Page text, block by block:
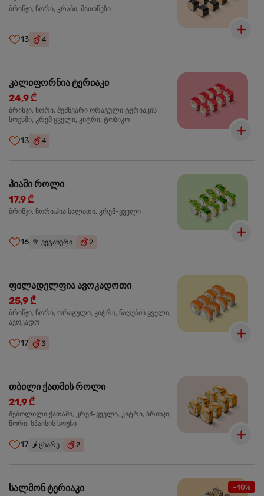
ბრინჯი, ნორი, კრაბი, მაიონეზი
13 4
კალიფორნია ტერიაკი
24,9 ₾
ბრინჯი, ნორი, შემწვარი ორაგული ტერიაკის
სოუსში, კრემ ყველი, კიტრი, ტობიკო
13 4
ჰიაში როლი
17,9 ₾
ბრინჯი, ნორი,ჰია სალათი, კრემ-ყველი
16 🥦 ვეგანური 2
ფილადელფია ავოკადოთი
25,9 ₾
ბრინჯი, ნორი, ორაგული, კიტრი, ნაღების ყველი,
ავოკადო
17 3
თბილი ქათმის როლი
21,9 ₾
შებოლილი ქათამი, კრემ-ყველი, კიტრი, ბრინჯი,
ნორი, სპაისის სოუსი
17 🌶️ ცხარე 2
-40%
სალმონ ტერიაკი